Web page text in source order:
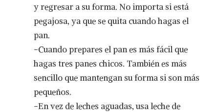
y regresar a su forma. No importa si está
pegajosa, ya que se quita cuando hagas el
pan.
-Cuando prepares el pan es más fácil que
hagas tres panes chicos. También es más
sencillo que mantengan su forma si son más
pequeños.
-En vez de leches aguadas, usa leche de